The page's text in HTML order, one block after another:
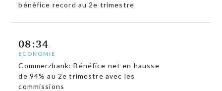
bénéfice record au 2e trimestre
08:34
ECONOMIE
Commerzbank: Bénéfice net en hausse
de 94% au 2e trimestre avec les
commissions